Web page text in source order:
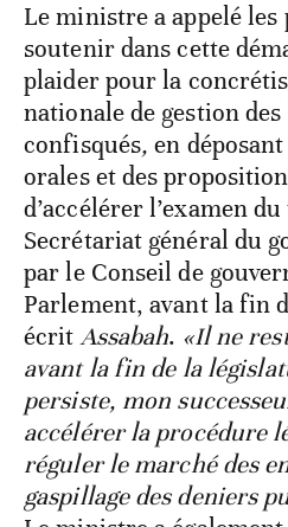
Le ministre a appelé
soutenir dans cette
plaider pour la
nationale de gestion
confisqués, en
orales et des
d’accélérer l’examen
Secrétariat général du
par le Conseil de
Parlement, avant la fin
écritAssabah. «Il ne
avant la fin de la
persiste, mon
accélérer la procédure
réguler le marché des
gaspillage des deniers